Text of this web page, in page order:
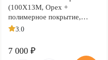
(100Х13М, Орех +
полимерное покрытие,
Металлический)
3.0
7 000 ₽